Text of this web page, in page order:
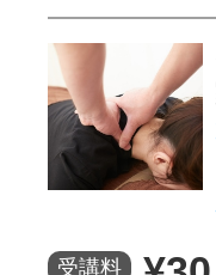
受講料